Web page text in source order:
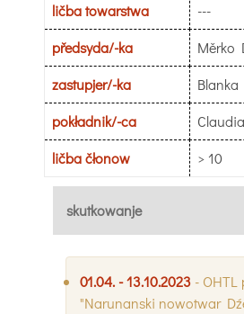
ličba towarstwa
---
předsyda/-ka
Měrko
zastupjer/-ka
pokładnik/-ca
ličba čłonow
> 10
skutkowanje
01.04. - 13.10.2023 - OHTL
"Narunanski nowotwar